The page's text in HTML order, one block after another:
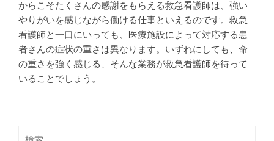
からこそたくさんの感謝をもらえる救急看護師は、強い
やりがいを感じながら働ける仕事といえるのです。救急
看護師と一口にいっても、医療施設によって対応する患
者さんの症状の重さは異なります。いずれにしても、命
の重さを強く感じる、そんな業務が救急看護師を待って
いることでしょう。